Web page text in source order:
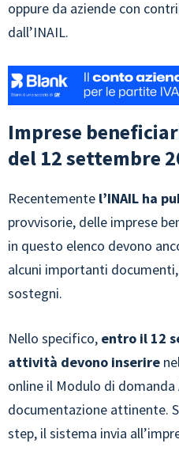
oppure da aziende con
dall’INAIL.
Imprese
del 12 settembre
Recentemente l’INAIL ha
provvisorie, delle imprese
in questo elenco devono
alcuni importanti
sostegni.
Nello specifico, entro il 12
attività devono inserire
online il Modulo di
documentazione attinente.
step, il sistema invia